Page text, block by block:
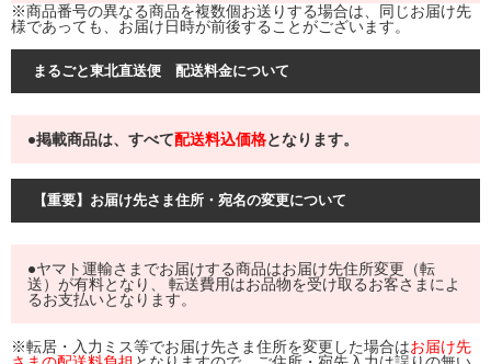
※商品番号の異なる商品を複数個お送りする場合は、同じお届け先
様であっても、お届け日時が前後することがございます。
まるごと東北直送便 配送料金について
●掲載商品は、すべて配送料込価格となります。
【重要】お届け先さま住所・宛名の変更について
●ヤマト運輸さまでお届けする商品はお届け先住所変更（転
送）が有料となり、 転送費用はお品物を受け取るお客さまによ
るお支払いとなります。
※転居・入力ミス等でお届け先さま住所を変更した場合はお届け先